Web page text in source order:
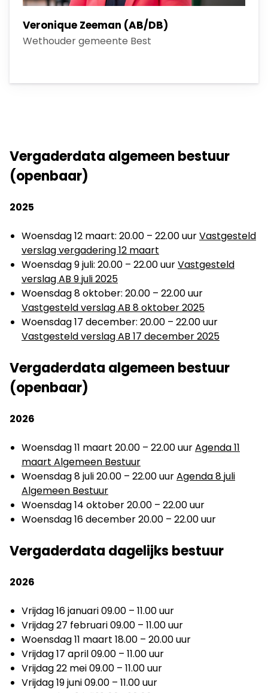
Veronique Zeeman (AB/DB)
Wethouder gemeente Best
Vergaderdata algemeen bestuur
(openbaar)
2025
Woensdag 12 maart: 20.00 – 22.00 uurVastgesteld
verslag vergadering 12 maart
Woensdag 9 juli: 20.00 – 22.00 uurVastgesteld
verslag AB 9 juli 2025
Woensdag 8 oktober: 20.00 – 22.00 uur
Vastgesteld verslag AB 8 oktober 2025
Woensdag 17 december: 20.00 – 22.00 uur
Vastgesteld verslag AB 17 december 2025
Vergaderdata algemeen bestuur
(openbaar)
2026
Woensdag 11 maart 20.00 – 22.00 uurAgenda 11
maart Algemeen Bestuur
Woensdag 8 juli 20.00 – 22.00 uurAgenda 8 juli
Algemeen Bestuur
Woensdag 14 oktober 20.00 – 22.00 uur
Woensdag 16 december 20.00 – 22.00 uur
Vergaderdata dagelijks bestuur
2026
Vrijdag 16 januari 09.00 – 11.00 uur
Vrijdag 27 februari 09.00 – 11.00 uur
Woensdag 11 maart 18.00 – 20.00 uur
Vrijdag 17 april 09.00 – 11.00 uur
Vrijdag 22 mei 09.00 – 11.00 uur
Vrijdag 19 juni 09.00 – 11.00 uur